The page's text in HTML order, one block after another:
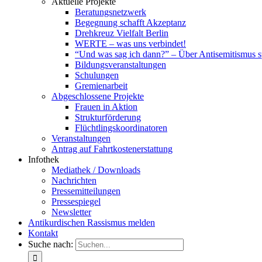
Beratungsnetzwerk
Begegnung schafft Akzeptanz
Drehkreuz Vielfalt Berlin
WERTE – was uns verbindet!
“Und was sag ich dann?” – Über Antisemitismus
Bildungsveranstaltungen
Schulungen
Gremienarbeit
Abgeschlossene Projekte
Frauen in Aktion
Strukturförderung
Flüchtlingskoordinatoren
Veranstaltungen
Antrag auf Fahrtkostenerstattung
Infothek
Mediathek / Downloads
Nachrichten
Pressemitteilungen
Pressespiegel
Newsletter
Antikurdischen Rassismus melden
Kontakt
Suche nach: